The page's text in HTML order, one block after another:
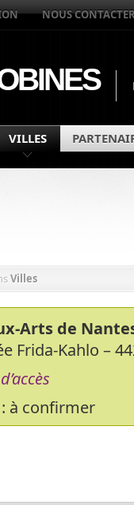
NOUS
VILLES
Villes
Arts de
Frida-Kahlo –
à confirmer